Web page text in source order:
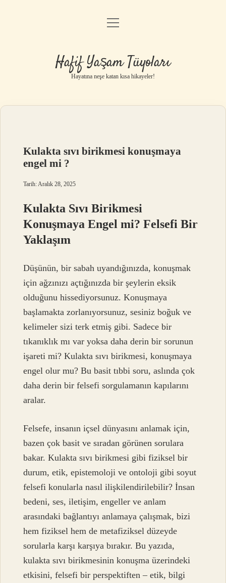
Anasayfa
Yasal Uyarı
menüyü
Hafif Yaşam Tüyoları
Hayatına neşe katan kısa hikayeler!
Kulakta sıvı birikmesi konuşmaya
engel mi ?
Tarih: Aralık 28, 2025
Kulakta Sıvı Birikmesi
Konuşmaya Engel mi? Felsefi Bir
Yaklaşım
Düşünün, bir sabah uyandığınızda, konuşmak
için ağzınızı açtığınızda bir şeylerin eksik
olduğunu hissediyorsunuz. Konuşmaya
başlamakta zorlanıyorsunuz, sesiniz boğuk ve
kelimeler sizi terk etmiş gibi. Sadece bir
tıkanıklık mı var yoksa daha derin bir sorunun
işareti mi? Kulakta sıvı birikmesi, konuşmaya
engel olur mu? Bu basit tıbbi soru, aslında çok
daha derin bir felsefi sorgulamanın kapılarını
aralar.
Felsefe, insanın içsel dünyasını anlamak için,
bazen çok basit ve sıradan görünen sorulara
bakar. Kulakta sıvı birikmesi gibi fiziksel bir
durum, etik, epistemoloji ve ontoloji gibi soyut
felsefi konularla nasıl ilişkilendirilebilir? İnsan
bedeni, ses, iletişim, engeller ve anlam
arasındaki bağlantıyı anlamaya çalışmak, bizi
hem fiziksel hem de metafiziksel düzeyde
sorularla karşı karşıya bırakır. Bu yazıda,
kulakta sıvı birikmesinin konuşma üzerindeki
etkisini, felsefi bir perspektiften – etik, bilgi